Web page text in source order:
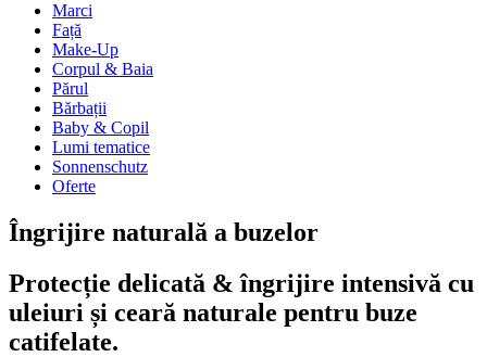
Marci
Față
Make-Up
Corpul & Baia
Părul
Bărbații
Baby & Copil
Lumi tematice
Sonnenschutz
Oferte
Îngrijire naturală a buzelor
Protecție delicată & îngrijire intensivă cu
uleiuri și ceară naturale pentru buze
catifelate.